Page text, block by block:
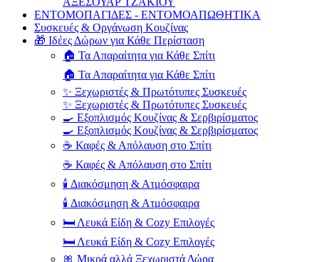
ΕΝΤΟΜΟΠΑΓΙΔΕΣ - ΕΝΤΟΜΟΑΠΩΘΗΤΙΚΑ
Συσκευές & Οργάνωση Κουζίνας
🎁 Ιδέες Δώρων για Κάθε Περίσταση
🏠 Τα Απαραίτητα για Κάθε Σπίτι
🏠 Τα Απαραίτητα για Κάθε Σπίτι
✨ Ξεχωριστές & Πρωτότυπες Συσκευές
✨ Ξεχωριστές & Πρωτότυπες Συσκευές
🍳 Εξοπλισμός Κουζίνας & Σερβιρίσματος
🍳 Εξοπλισμός Κουζίνας & Σερβιρίσματος
☕ Καφές & Απόλαυση στο Σπίτι
☕ Καφές & Απόλαυση στο Σπίτι
🕯️ Διακόσμηση & Ατμόσφαιρα
🕯️ Διακόσμηση & Ατμόσφαιρα
🛏️ Λευκά Είδη & Cozy Επιλογές
🛏️ Λευκά Είδη & Cozy Επιλογές
🎀 Μικρά αλλά Ξεχωριστά Δώρα